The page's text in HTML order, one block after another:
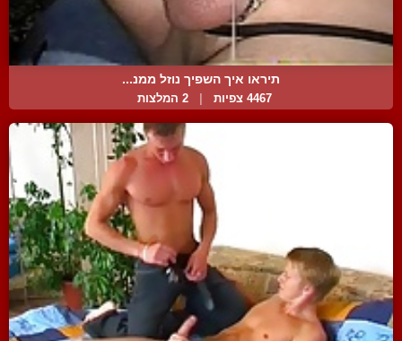
תיראו איך השפיך נוזל ממנ...
4467 צפיות 2 המלצות